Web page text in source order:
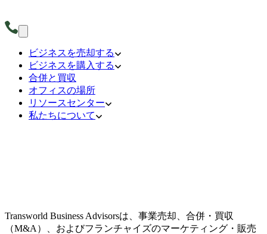
ビジネスを売却する
ビジネスを購入する
合併と買収
オフィスの場所
リソースセンター
私たちについて
Transworld Business Advisorsは、事業売却、合併・買収
（M&A）、およびフランチャイズのマーケティング・販売